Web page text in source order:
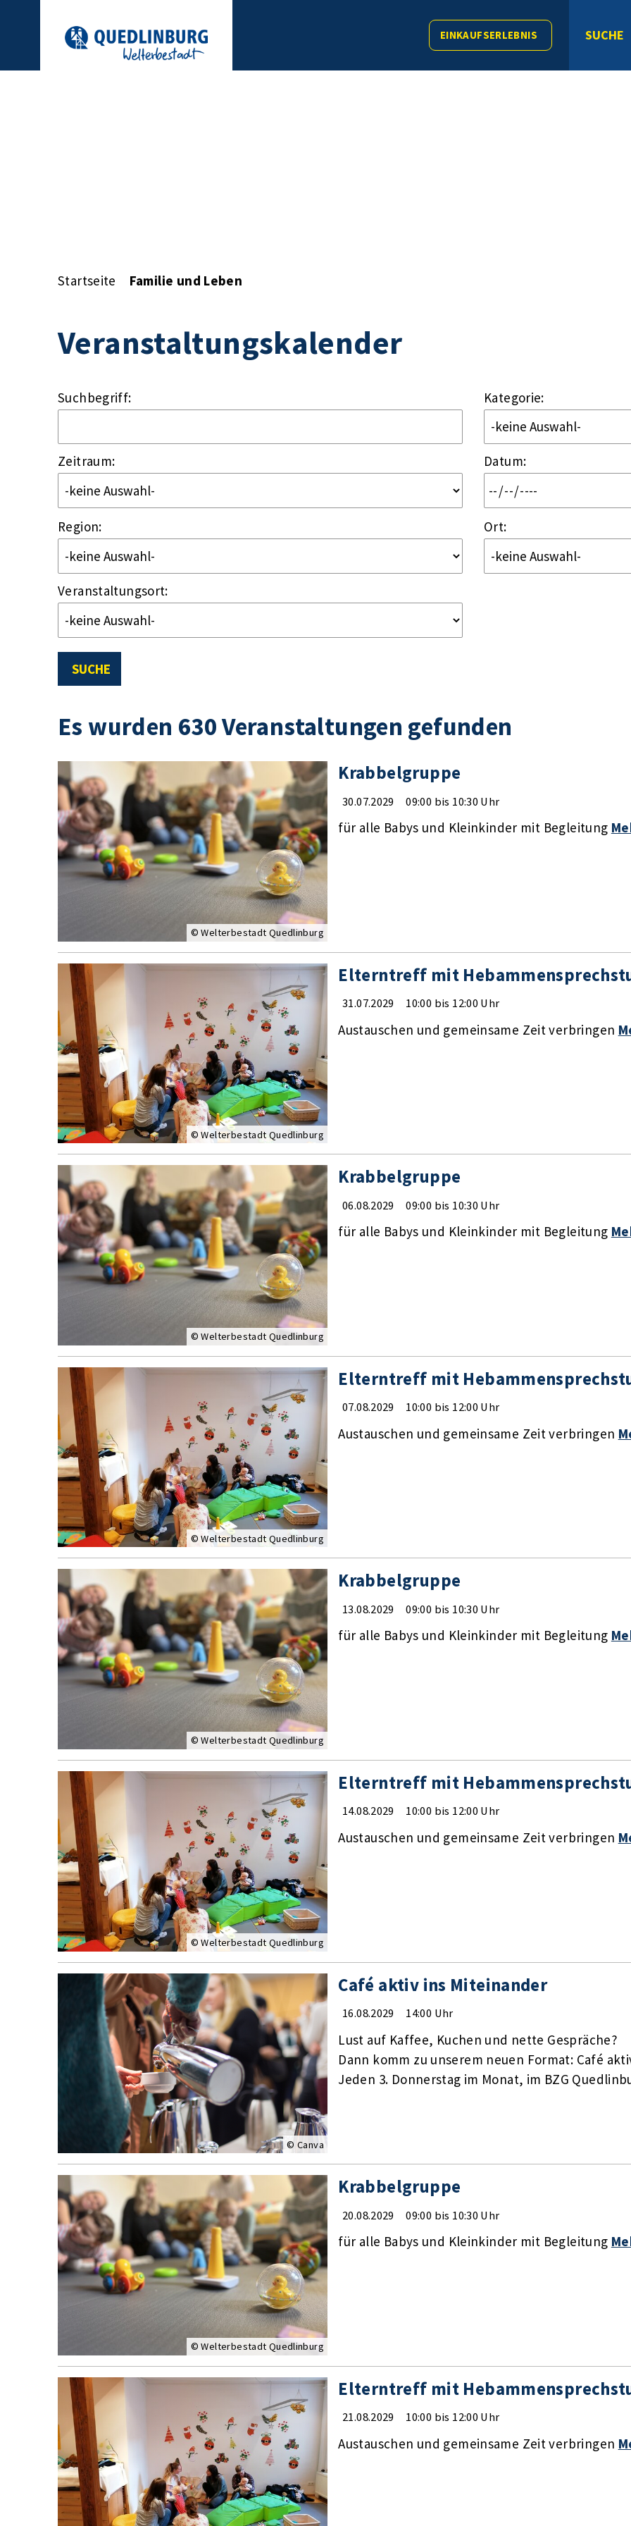
EINKAUFSERLEBNIS SUCHE
Startseite Familie und Leben
Veranstaltungskalender
Suchbegriff: Kategorie:
Zeitraum: Datum:
Region: Ort:
Veranstaltungsort:
SUCHE
Es wurden 630 Veranstaltungen gefunden
Krabbelgruppe
30.07.2029 09:00 bis 10:30 Uhr
für alle Babys und Kleinkinder mit Begleitung
© Welterbestadt Quedlinburg
Elterntreff mit
31.07.2029 10:00 bis 12:00 Uhr
Austauschen und gemeinsame Zeit verbringen
© Welterbestadt Quedlinburg
Krabbelgruppe
06.08.2029 09:00 bis 10:30 Uhr
für alle Babys und Kleinkinder mit Begleitung
© Welterbestadt Quedlinburg
Elterntreff mit
07.08.2029 10:00 bis 12:00 Uhr
Austauschen und gemeinsame Zeit verbringen
© Welterbestadt Quedlinburg
Krabbelgruppe
13.08.2029 09:00 bis 10:30 Uhr
für alle Babys und Kleinkinder mit Begleitung
© Welterbestadt Quedlinburg
Elterntreff mit
14.08.2029 10:00 bis 12:00 Uhr
Austauschen und gemeinsame Zeit verbringen
© Welterbestadt Quedlinburg
Café aktiv ins Miteinander
16.08.2029 14:00 Uhr
Lust auf Kaffee, Kuchen und nette Gespräche?
Dann komm zu unserem neuen Format: Café
Jeden 3. Donnerstag im Monat, im BZG
© Canva
Krabbelgruppe
20.08.2029 09:00 bis 10:30 Uhr
für alle Babys und Kleinkinder mit Begleitung
© Welterbestadt Quedlinburg
Elterntreff mit
21.08.2029 10:00 bis 12:00 Uhr
Austauschen und gemeinsame Zeit verbringen